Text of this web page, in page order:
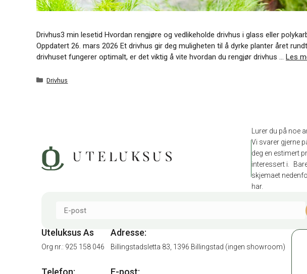
Drivhus3 min lesetid Hvordan rengjøre og vedlikeholde drivhus i glass eller
Oppdatert 26. mars 2026 Et drivhus gir deg muligheten til å dyrke planter året
drivhuset fungerer optimalt, er det viktig å vite hvordan du rengjør drivhus … Les
Kategorier
Drivhus
Lurer du på noe
Vi svarer gjerne
deg en estimert
interessert i.
skjemaet
har.
Uteluksus As
Org nr.: 925 158 046
Telefon:
Adresse:
Billingstadsletta 83, 1396 Billingstad (ingen showroom)
E-post: